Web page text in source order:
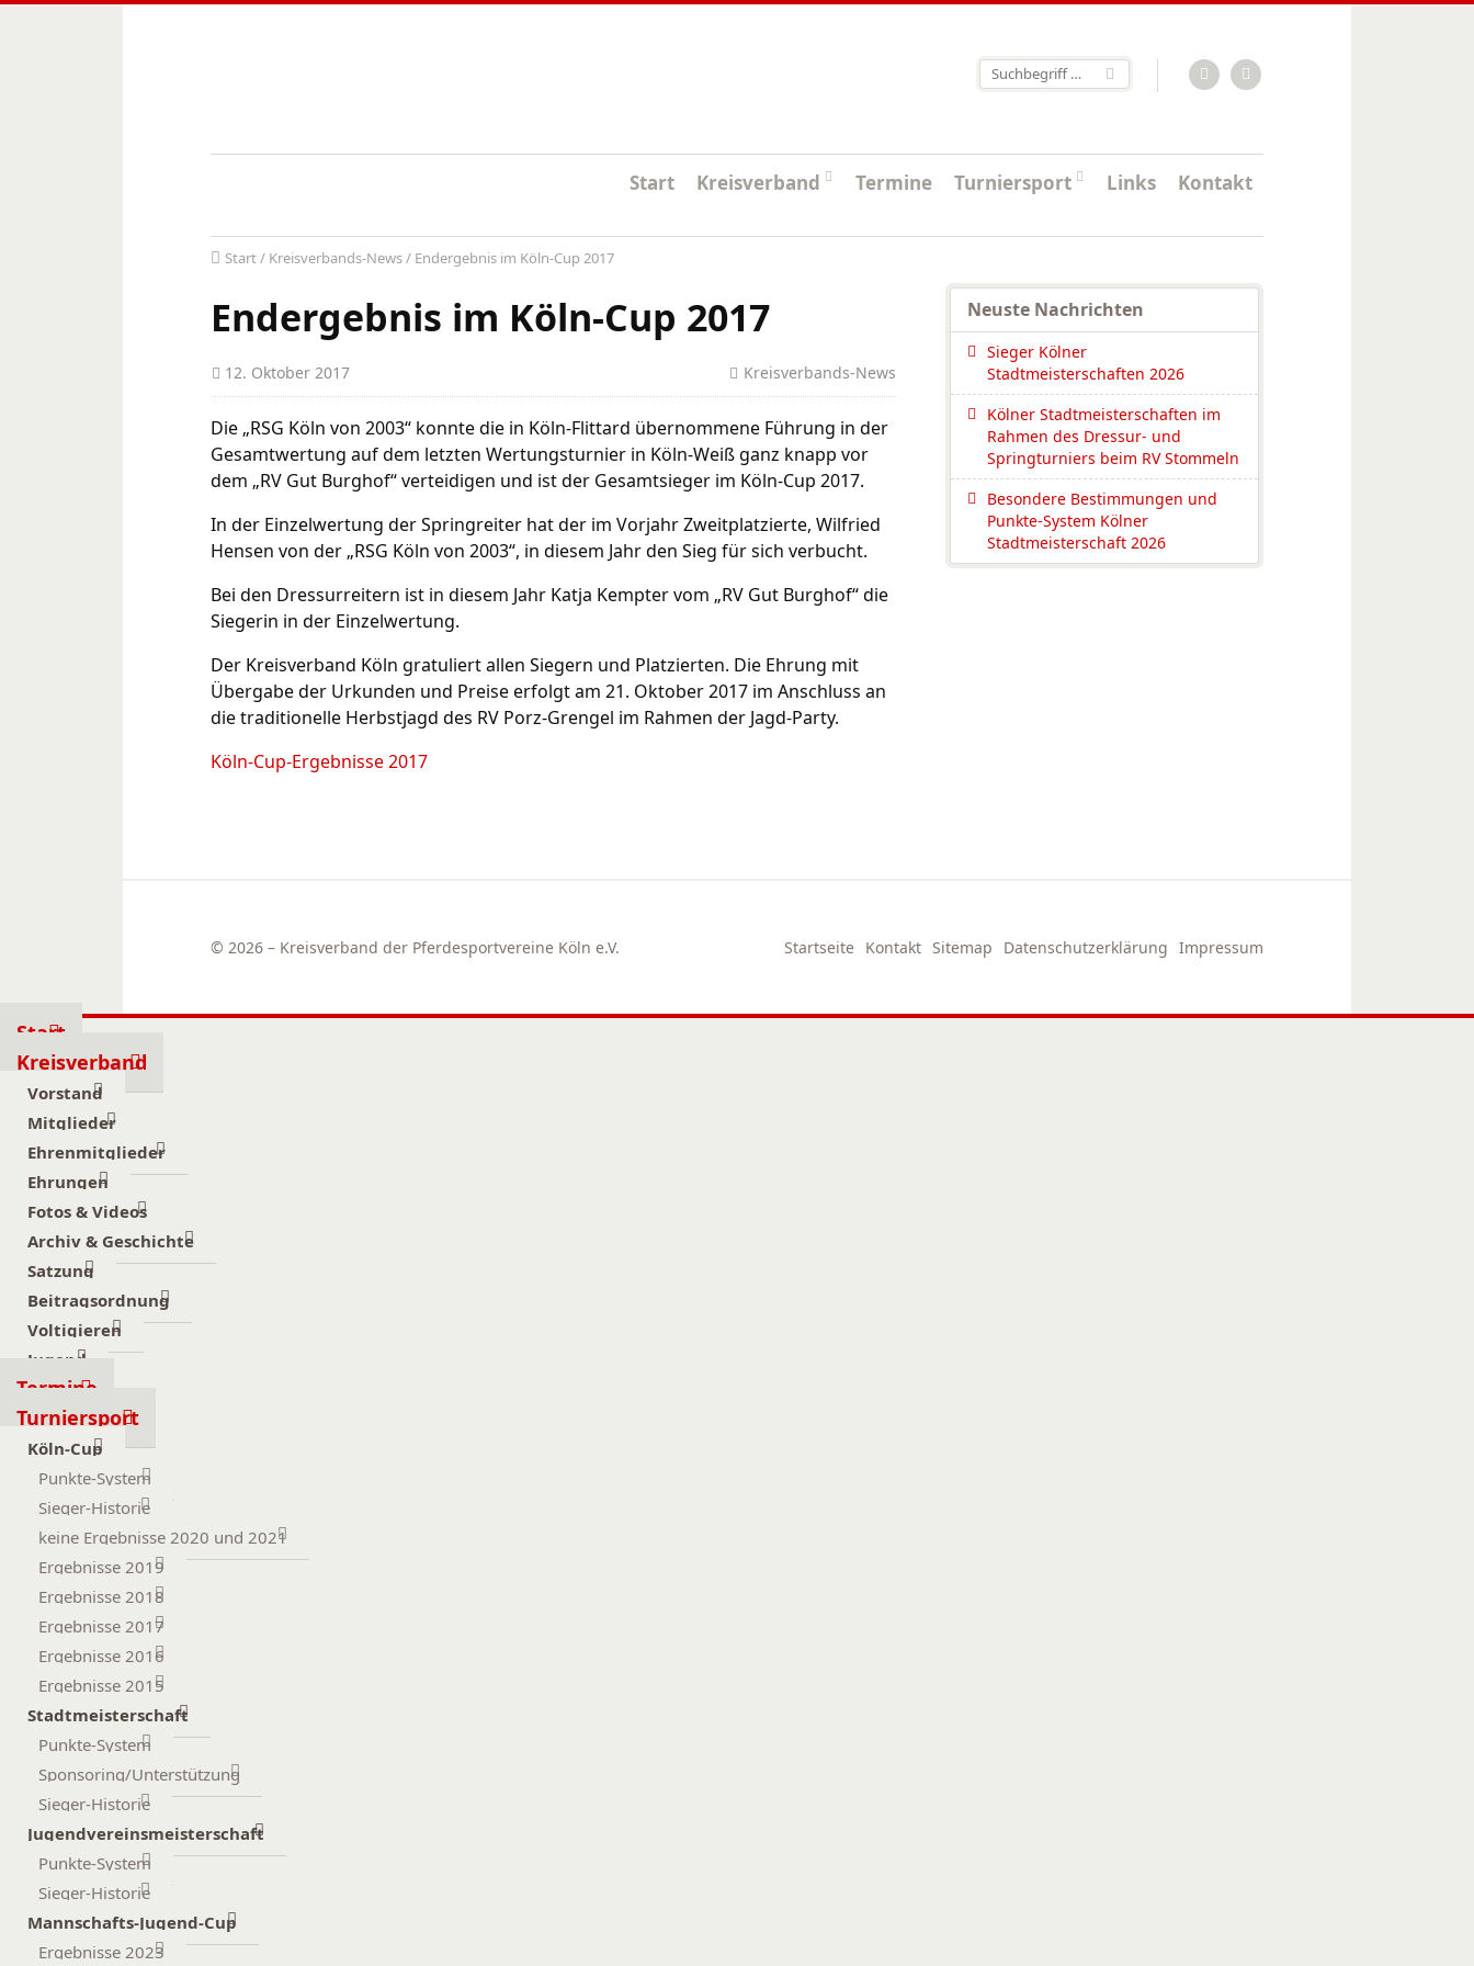
Start Kreisverband Termine Turniersport Links Kontakt
Start/ Kreisverbands-News/ Endergebnis im Köln-Cup 2017
Endergebnis im Köln-Cup 2017
12. Oktober 2017 Kreisverbands-News
Die „RSG Köln von 2003“ konnte die in Köln-Flittard übernommene Führung in der
Gesamtwertung auf dem letzten Wertungsturnier in Köln-Weiß ganz knapp vor
dem „RV Gut Burghof“ verteidigen und ist der Gesamtsieger im Köln-Cup 2017.
In der Einzelwertung der Springreiter hat der im Vorjahr Zweitplatzierte, Wilfried
Hensen von der „RSG Köln von 2003“, in diesem Jahr den Sieg für sich verbucht.
Bei den Dressurreitern ist in diesem Jahr Katja Kempter vom „RV Gut Burghof“ die
Siegerin in der Einzelwertung.
Der Kreisverband Köln gratuliert allen Siegern und Platzierten. Die Ehrung mit
Übergabe der Urkunden und Preise erfolgt am 21. Oktober 2017 im Anschluss an
die traditionelle Herbstjagd des RV Porz-Grengel im Rahmen der Jagd-Party.
Köln-Cup-Ergebnisse 2017
Neuste Nachrichten
Sieger Kölner
Stadtmeisterschaften 2026
Kölner Stadtmeisterschaften im
Rahmen des Dressur- und
Springturniers beim RV Stommeln
Besondere Bestimmungen und
Punkte-System Kölner
Stadtmeisterschaft 2026
Startseite Kontakt Sitemap Datenschutzerklärung Impressum
© 2026 – Kreisverband der Pferdesportvereine Köln e.V.
Start
Kreisverband
Vorstand
Mitglieder
Ehrenmitglieder
Ehrungen
Fotos & Videos
Archiv & Geschichte
Satzung
Beitragsordnung
Voltigieren
Jugend
Termine
Turniersport
Köln-Cup
Punkte-System
Sieger-Historie
keine Ergebnisse 2020 und 2021
Ergebnisse 2019
Ergebnisse 2018
Ergebnisse 2017
Ergebnisse 2016
Ergebnisse 2015
Stadtmeisterschaft
Punkte-System
Sponsoring/Unterstützung
Sieger-Historie
Jugendvereinsmeisterschaft
Punkte-System
Sieger-Historie
Mannschafts-Jugend-Cup
Ergebnisse 2023